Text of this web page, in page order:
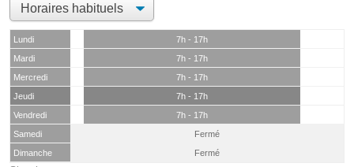
Lundi
7h - 17h
Mardi
7h - 17h
Mercredi
7h - 17h
Jeudi
7h - 17h
Vendredi
7h - 17h
Samedi
Fermé
Dimanche
Fermé